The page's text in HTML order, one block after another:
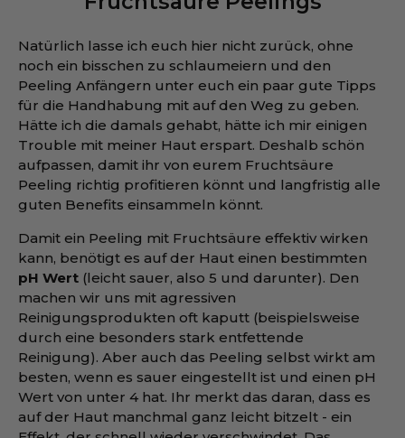
Natürlich lasse ich euch hier nicht zurück, ohne
noch ein bisschen zu schlaumeiern und den
Peeling Anfängern unter euch ein paar gute Tipps
für die Handhabung mit auf den Weg zu geben.
Hätte ich die damals gehabt, hätte ich mir einigen
Trouble mit meiner Haut erspart. Deshalb schön
aufpassen, damit ihr von eurem Fruchtsäure
Peeling richtig profitieren könnt und langfristig alle
guten Benefits einsammeln könnt.
Damit ein Peeling mit Fruchtsäure effektiv wirken
kann, benötigt es auf der Haut einen bestimmten
pH Wert (leicht sauer, also 5 und darunter). Den
machen wir uns mit agressiven
Reinigungsprodukten oft kaputt (beispielsweise
durch eine besonders stark entfettende
Reinigung). Aber auch das Peeling selbst wirkt am
besten, wenn es sauer eingestellt ist und einen pH
Wert von unter 4 hat. Ihr merkt das daran, dass es
auf der Haut manchmal ganz leicht bitzelt - ein